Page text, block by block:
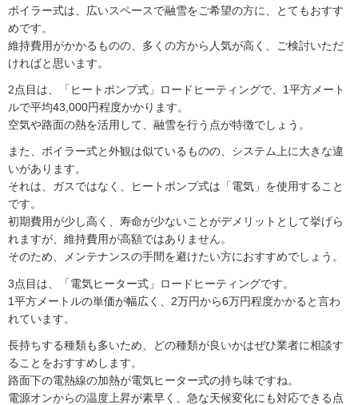
ボイラー式は、広いスペースで融雪をご希望の方に、とてもおすす
めです。
維持費用がかかるものの、多くの方から人気が高く、ご検討いただ
ければと思います。
2点目は、「ヒートポンプ式」ロードヒーティングで、1平方メート
ルで平均43,000円程度かかります。
空気や路面の熱を活用して、融雪を行う点が特徴でしょう。
また、ボイラー式と外観は似ているものの、システム上に大きな違
いがあります。
それは、ガスではなく、ヒートポンプ式は「電気」を使用すること
です。
初期費用が少し高く、寿命が少ないことがデメリットとして挙げら
れますが、維持費用が高額ではありません。
そのため、メンテナンスの手間を避けたい方におすすめでしょう。
3点目は、「電気ヒーター式」ロードヒーティングです。
1平方メートルの単価が幅広く、2万円から6万円程度かかると言わ
れています。
長持ちする種類も多いため、どの種類が良いかはぜひ業者に相談す
ることをおすすめします。
路面下の電熱線の加熱が電気ヒーター式の持ち味ですね。
電源オンからの温度上昇が素早く、急な天候変化にも対応できる点